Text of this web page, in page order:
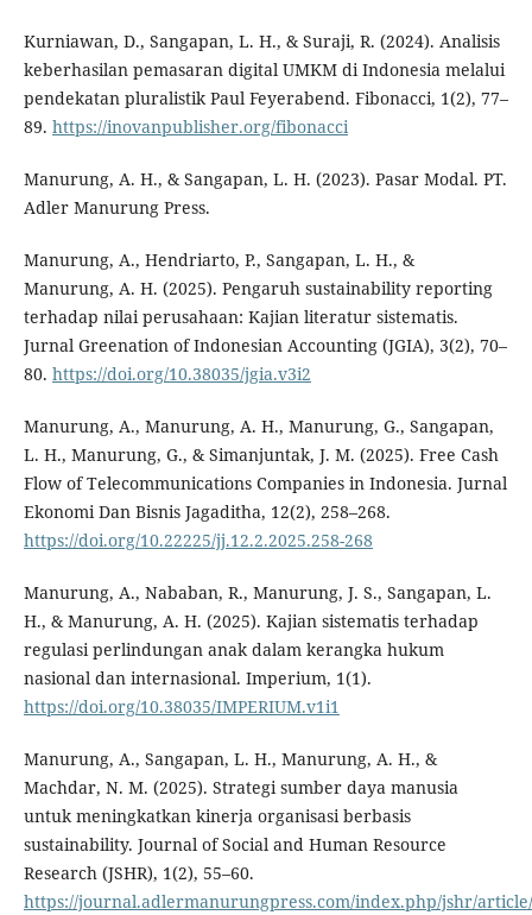
Kurniawan, D., Sangapan, L. H., & Suraji, R. (2024). Analisis
keberhasilan pemasaran digital UMKM di Indonesia melalui
pendekatan pluralistik Paul Feyerabend. Fibonacci, 1(2), 77–
89. https://inovanpublisher.org/fibonacci
Manurung, A. H., & Sangapan, L. H. (2023). Pasar Modal. PT.
Adler Manurung Press.
Manurung, A., Hendriarto, P., Sangapan, L. H., &
Manurung, A. H. (2025). Pengaruh sustainability reporting
terhadap nilai perusahaan: Kajian literatur sistematis.
Jurnal Greenation of Indonesian Accounting (JGIA), 3(2), 70–
80. https://doi.org/10.38035/jgia.v3i2
Manurung, A., Manurung, A. H., Manurung, G., Sangapan,
L. H., Manurung, G., & Simanjuntak, J. M. (2025). Free Cash
Flow of Telecommunications Companies in Indonesia. Jurnal
Ekonomi Dan Bisnis Jagaditha, 12(2), 258–268.
https://doi.org/10.22225/jj.12.2.2025.258-268
Manurung, A., Nababan, R., Manurung, J. S., Sangapan, L.
H., & Manurung, A. H. (2025). Kajian sistematis terhadap
regulasi perlindungan anak dalam kerangka hukum
nasional dan internasional. Imperium, 1(1).
https://doi.org/10.38035/IMPERIUM.v1i1
Manurung, A., Sangapan, L. H., Manurung, A. H., &
Machdar, N. M. (2025). Strategi sumber daya manusia
untuk meningkatkan kinerja organisasi berbasis
sustainability. Journal of Social and Human Resource
Research (JSHR), 1(2), 55–60.
https://journal.adlermanurungpress.com/index.php/jshr/